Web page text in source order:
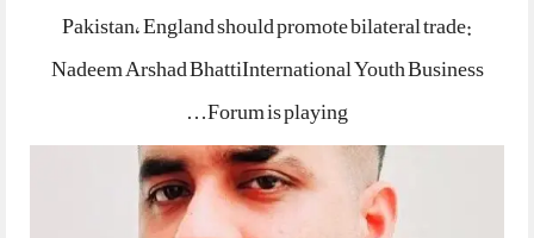
Pakistan, England should promote bilateral trade:
Nadeem Arshad BhattiInternational Youth Business
Forum is playing…